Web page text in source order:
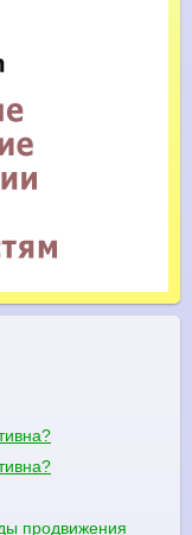
продвижения